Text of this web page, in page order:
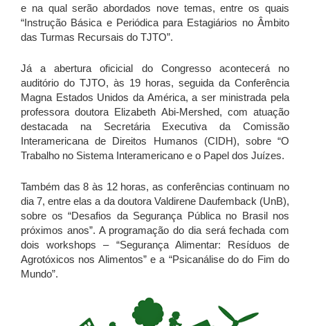
e na qual serão abordados nove temas, entre os quais
“Instrução Básica e Periódica para Estagiários no Âmbito
das Turmas Recursais do TJTO”.
Já a abertura oficicial do Congresso acontecerá no
auditório do TJTO, às 19 horas, seguida da Conferência
Magna Estados Unidos da América, a ser ministrada pela
professora doutora Elizabeth Abi-Mershed, com atuação
destacada na Secretária Executiva da Comissão
Interamericana de Direitos Humanos (CIDH), sobre “O
Trabalho no Sistema Interamericano e o Papel dos Juízes.
Também das 8 às 12 horas, as conferências continuam no
dia 7, entre elas a da doutora Valdirene Daufemback (UnB),
sobre os “Desafios da Segurança Pública no Brasil nos
próximos anos”. A programação do dia será fechada com
dois workshops – “Segurança Alimentar: Resíduos de
Agrotóxicos nos Alimentos” e a “Psicanálise do do Fim do
Mundo”.